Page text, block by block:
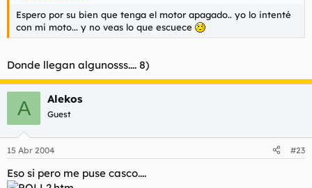
Espero por su bien que tenga el motor apagado.. yo lo intenté
con mi moto... y no veas lo que escuece
Donde llegan algunosss.... 8)
A Alekos
Guest
15 Abr 2004 #23
Eso si pero me puse casco....